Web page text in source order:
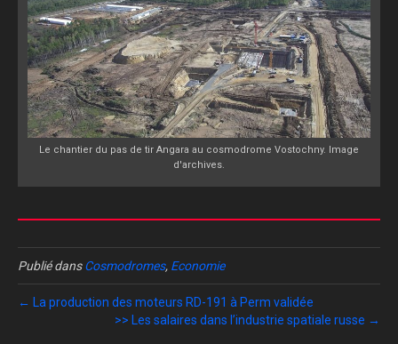
Le chantier du pas de tir Angara au cosmodrome Vostochny. Image
d'archives.
Publié dansCosmodromes, Economie
← La production des moteurs RD-191 à Perm validée
>> Les salaires dans l’industrie spatiale russe →